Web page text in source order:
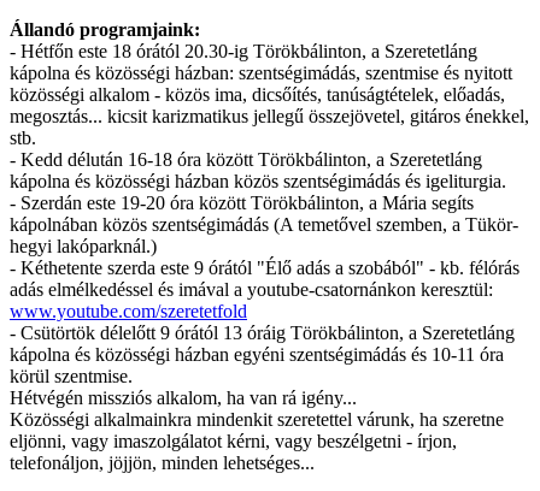
Állandó programjaink:
- Hétfőn este 18 órától 20.30-ig Törökbálinton, a Szeretetláng
kápolna és közösségi házban: szentségimádás, szentmise és nyitott
közösségi alkalom - közös ima, dicsőítés, tanúságtételek, előadás,
megosztás... kicsit karizmatikus jellegű összejövetel, gitáros énekkel,
stb.
- Kedd délután 16-18 óra között Törökbálinton, a Szeretetláng
kápolna és közösségi házban közös szentségimádás és igeliturgia.
- Szerdán este 19-20 óra között Törökbálinton, a Mária segíts
kápolnában közös szentségimádás (A temetővel szemben, a Tükör-
hegyi lakóparknál.)
- Kéthetente szerda este 9 órától "Élő adás a szobából" - kb. félórás
adás elmélkedéssel és imával a youtube-csatornánkon keresztül:
www.youtube.com/szeretetfold
- Csütörtök délelőtt 9 órától 13 óráig Törökbálinton, a Szeretetláng
kápolna és közösségi házban egyéni szentségimádás és 10-11 óra
körül szentmise.
Hétvégén missziós alkalom, ha van rá igény...
Közösségi alkalmainkra mindenkit szeretettel várunk, ha szeretne
eljönni, vagy imaszolgálatot kérni, vagy beszélgetni - írjon,
telefonáljon, jöjjön, minden lehetséges...